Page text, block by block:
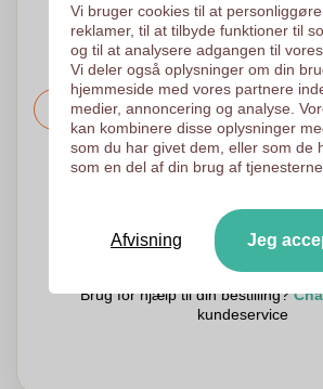
Bed om prisen
Det er også muligt at uploade dit logo til
Kunder giver os en score på 9.3
Brug for hjælp til din bestilling?
kundeservice
Vi bruger cookies til at
reklamer, til at tilbyde funktioner til
og til at analysere adgangen til
Vi deler også oplysninger om din
hjemmeside med vores partnere
medier, annoncering og analyse.
kan kombinere disse oplysninger
som du har givet dem, eller som de
som en del af din brug af tjenesterne.
Afvisning Jeg